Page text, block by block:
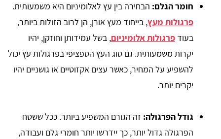
חומר הגלם: הבחירה בין עץ לאלומיניום היא משמעותית.
פרגולות מעץ, בייחוד מעץ אורן, הן לרוב הזולות ביותר,
בעוד פרגולות אלומיניום, בשל עמידותן וחוזקן, יהיו
יקרות משמעותית. גם סוג העץ הספציפי בפרגולות עץ יכול
להשפיע על המחיר, כאשר עצים אקזוטיים או גושניים יהיו
יקרים יותר.
גודל הפרגולה: זה הגורם המשפיע ביותר. ככל ששטח
הפרגולה גדול יותר, כך יידרשו יותר חומרי גלם ועבודה,